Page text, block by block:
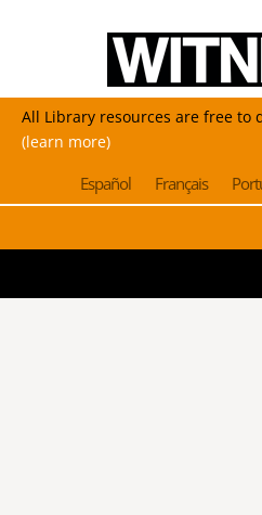
All Library resources are free to
(learn more)
Español Français